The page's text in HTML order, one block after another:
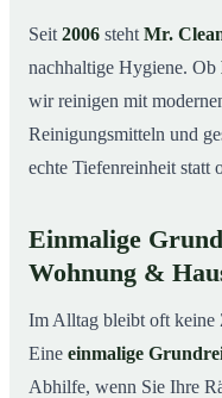
Seit 2006 steht Mr.
nachhaltige Hygiene. Ob
wir reinigen mit
Reinigungsmitteln und
echte Tiefenreinheit statt
Einmalige
Wohnung &
Im Alltag bleibt oft keine
Eine einmalige
Abhilfe, wenn Sie Ihre